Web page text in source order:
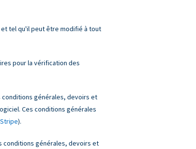
tel qu'il peut être modifié à tout
pour la vérification des
générales, devoirs et
Ces conditions générales
).
conditions générales, devoirs et